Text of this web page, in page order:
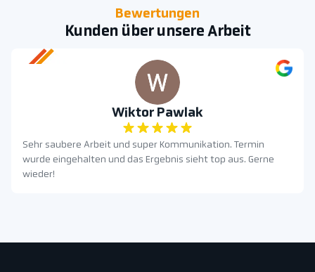
Bewertungen
Kunden über unsere Arbeit
Wiktor Pawlak
Sehr saubere Arbeit und super Kommunikation. Termin
wurde eingehalten und das Ergebnis sieht top aus. Gerne
wieder!